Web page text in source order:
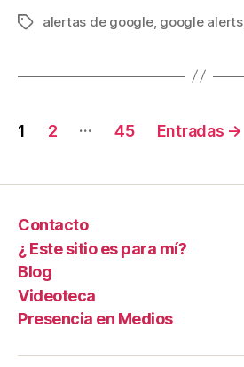
Etiquetas
alertas de google, google alerts,
Navegación
entradas
1 2 … 45 Entradas →
Contacto
¿ Este sitio es para mí?
Blog
Videoteca
Presencia en Medios